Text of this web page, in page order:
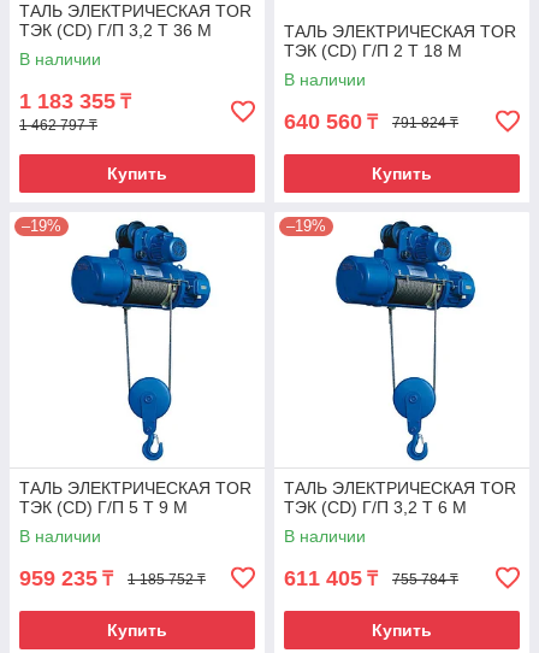
ТАЛЬ ЭЛЕКТРИЧЕСКАЯ TOR
ТЭК (CD) Г/П 3,2 Т 36 М
В наличии
1 183 355 ₸
1 462 797 ₸
Купить
ТАЛЬ ЭЛЕКТРИЧЕСКАЯ TOR
ТЭК (CD) Г/П 2 Т 18 М
В наличии
640 560 ₸ 791 824 ₸
Купить
–19%
ТАЛЬ ЭЛЕКТРИЧЕСКАЯ TOR
ТЭК (CD) Г/П 5 Т 9 М
В наличии
959 235 ₸ 1 185 752 ₸
Купить
–19%
ТАЛЬ ЭЛЕКТРИЧЕСКАЯ TOR
ТЭК (CD) Г/П 3,2 Т 6 М
В наличии
611 405 ₸ 755 784 ₸
Купить